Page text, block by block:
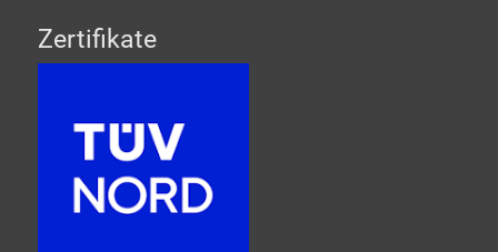
Zertifikate